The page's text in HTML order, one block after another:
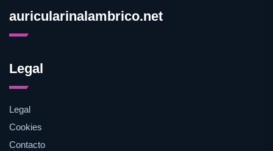
auricularinalambrico.net
Legal
Legal
Cookies
Contacto